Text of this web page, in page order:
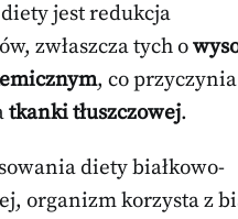
jest redukcja
zwłaszcza tych o
, co
tkanki tłuszczowej.
diety białkowo-
organizm korzysta z